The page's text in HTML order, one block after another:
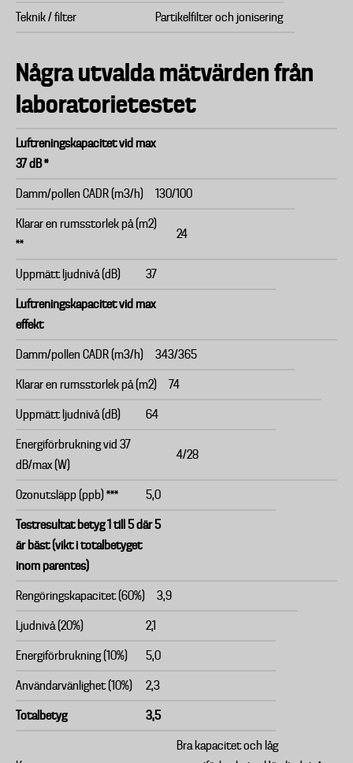
Teknik / filter Partikelfilter och jonisering
Några utvalda mätvärden från
laboratorietestet
Luftreningskapacitet vid max
37 dB *
Damm/pollen CADR (m3/h) 130/100
Klarar en rumsstorlek på (m2)
**
24
Uppmätt ljudnivå (dB) 37
Luftreningskapacitet vid max
effekt
Damm/pollen CADR (m3/h) 343/365
Klarar en rumsstorlek på (m2) 74
Uppmätt ljudnivå (dB) 64
Energiförbrukning vid 37
dB/max (W)
4/28
Ozonutsläpp (ppb) *** 5,0
Testresultat betyg 1 till 5 där 5
är bäst (vikt i totalbetyget
inom parentes)
Rengöringskapacitet (60%) 3,9
Ljudnivå (20%) 2,1
Energiförbrukning (10%) 5,0
Användarvänlighet (10%) 2,3
Totalbetyg 3,5
Bra kapacitet och låg